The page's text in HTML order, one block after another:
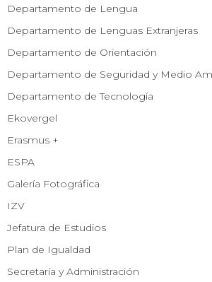
Departamento de Lengua
Departamento de Lenguas Extranjeras
Departamento de Orientación
Departamento de Seguridad y Medio
Departamento de Tecnología
Ekovergel
Erasmus +
ESPA
Galería Fotográfica
IZV
Jefatura de Estudios
Plan de Igualdad
Secretaría y Administración